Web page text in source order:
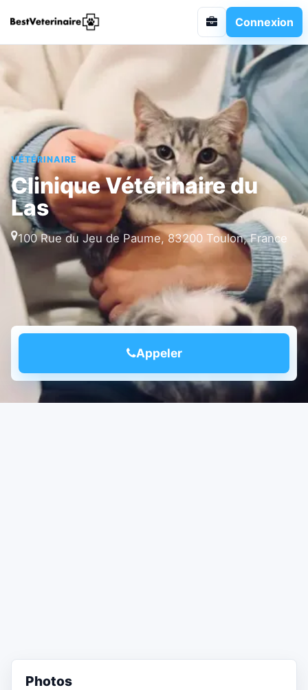
Connexion
VÉTÉRINAIRE
Clinique Vétérinaire du
Las
100 Rue du Jeu de Paume, 83200 Toulon, France
Appeler
Photos